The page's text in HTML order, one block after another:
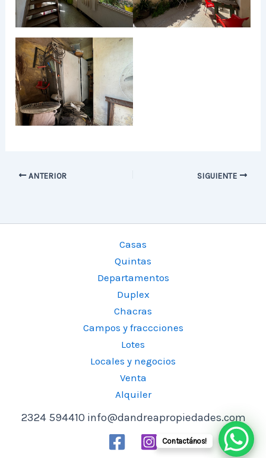
ANTERIOR SIGUIENTE
Casas
Quintas
Departamentos
Duplex
Chacras
Campos y fraccciones
Lotes
Locales y negocios
Venta
Alquiler
2324 594410 info@dandreapropiedades.com
Contactános!